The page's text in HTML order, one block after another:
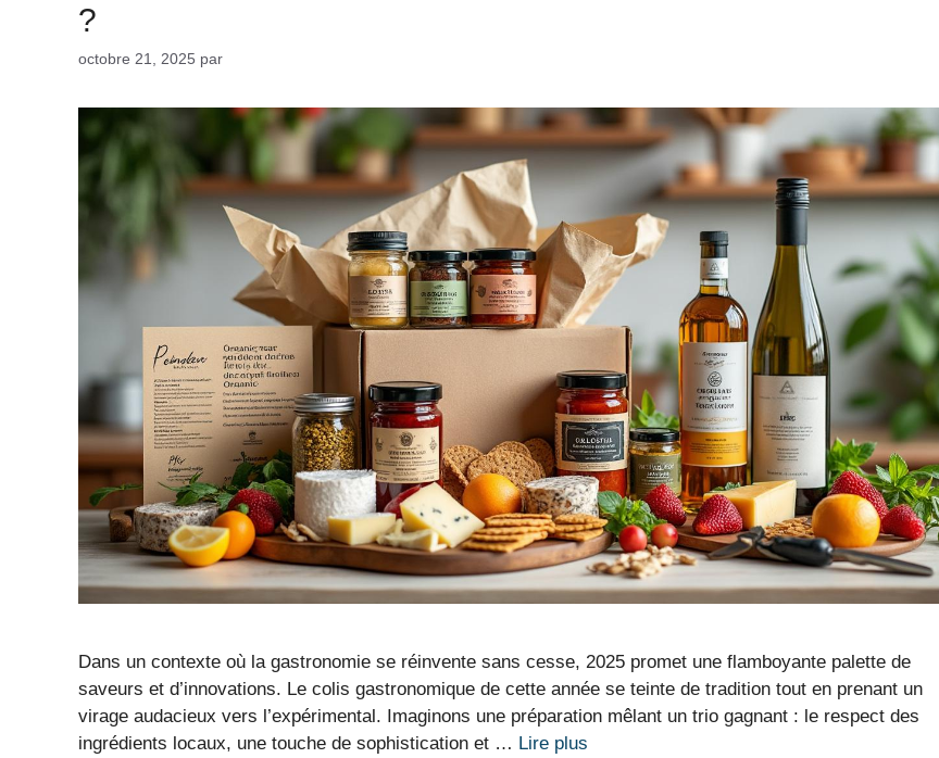
?
octobre 21, 2025 par
Dans un contexte où la gastronomie se réinvente sans cesse, 2025 promet une flamboyante palette de
saveurs et d’innovations. Le colis gastronomique de cette année se teinte de tradition tout en prenant un
virage audacieux vers l’expérimental. Imaginons une préparation mêlant un trio gagnant : le respect des
ingrédients locaux, une touche de sophistication et … Lire plus